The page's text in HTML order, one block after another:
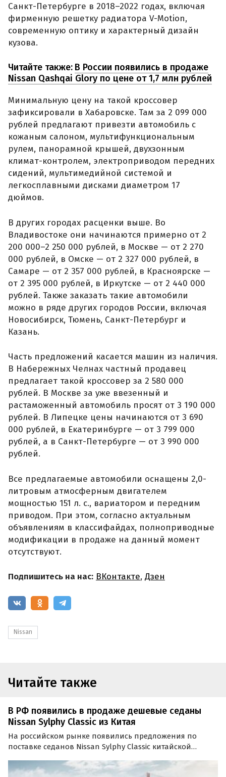
Санкт-Петербурге в 2018–2022 годах, включая
фирменную решетку радиатора V-Motion,
современную оптику и характерный дизайн
кузова.
Читайте также: В России появились в продаже
Nissan Qashqai Glory по цене от 1,7 млн рублей
Минимальную цену на такой кроссовер
зафиксировали в Хабаровске. Там за 2 099 000
рублей предлагают привезти автомобиль с
кожаным салоном, мультифункциональным
рулем, панорамной крышей, двухзонным
климат-контролем, электроприводом передних
сидений, мультимедийной системой и
легкосплавными дисками диаметром 17
дюймов.
В других городах расценки выше. Во
Владивостоке они начинаются примерно от 2
200 000–2 250 000 рублей, в Москве — от 2 270
000 рублей, в Омске — от 2 327 000 рублей, в
Самаре — от 2 357 000 рублей, в Красноярске —
от 2 395 000 рублей, в Иркутске — от 2 440 000
рублей. Также заказать такие автомобили
можно в ряде других городов России, включая
Новосибирск, Тюмень, Санкт-Петербург и
Казань.
Часть предложений касается машин из наличия.
В Набережных Челнах частный продавец
предлагает такой кроссовер за 2 580 000
рублей. В Москве за уже ввезенный и
растаможенный автомобиль просят от 3 190 000
рублей. В Липецке цены начинаются от 3 690
000 рублей, в Екатеринбурге — от 3 799 000
рублей, а в Санкт-Петербурге — от 3 990 000
рублей.
Все предлагаемые автомобили оснащены 2,0-
литровым атмосферным двигателем
мощностью 151 л. с., вариатором и передним
приводом. При этом, согласно актуальным
объявлениям в классифайдах, полноприводные
модификации в продаже на данный момент
отсутствуют.
Подпишитесь на нас: ВКонтакте, Дзен
Nissan
Читайте также
В РФ появились в продаже дешевые седаны
Nissan Sylphy Classic из Китая
На российском рынке появились предложения по
поставке седанов Nissan Sylphy Classic китайской
наличия, а цены варьируются в зависимости от